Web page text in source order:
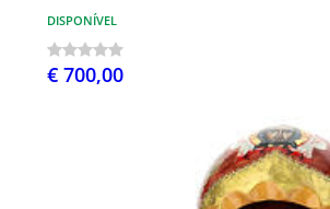
DISPONÍVEL
€ 700,00